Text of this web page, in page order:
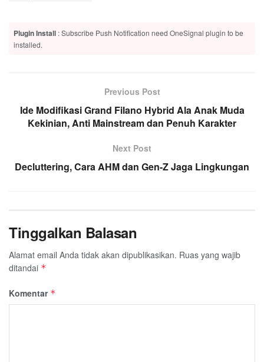
Plugin Install : Subscribe Push Notification need OneSignal plugin to be
installed.
Previous Post
Ide Modifikasi Grand Filano Hybrid Ala Anak Muda
Kekinian, Anti Mainstream dan Penuh Karakter
Next Post
Decluttering, Cara AHM dan Gen-Z Jaga Lingkungan
Tinggalkan Balasan
Alamat email Anda tidak akan dipublikasikan. Ruas yang wajib
ditandai *
Komentar *